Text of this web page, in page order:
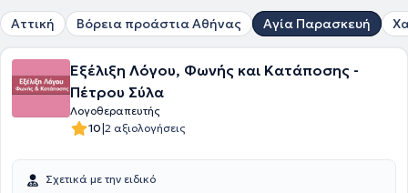
Αττική Βόρεια προάστια Αθήνας Αγία Παρασκευή
Εξέλιξη Λόγου, Φωνής και Κατάποσης -
Πέτρου Σύλα
Λογοθεραπευτής
10|2 αξιολογήσεις
Σχετικά με την ειδικό